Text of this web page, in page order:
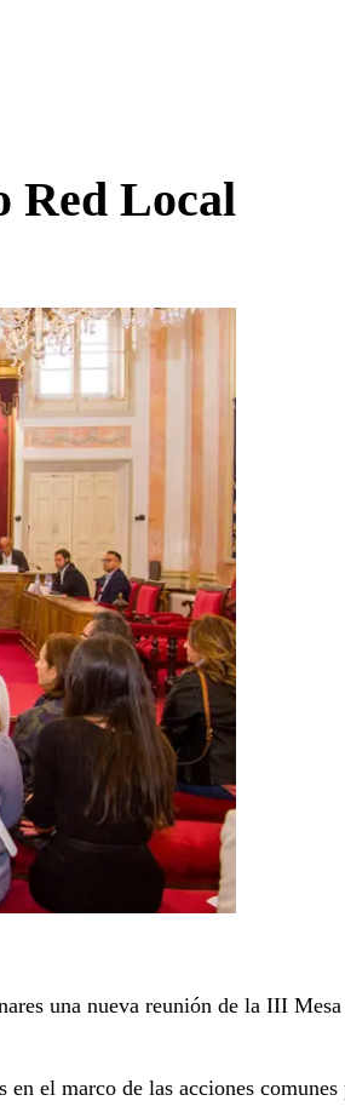
Red Local
una nueva reunión de la III
el marco de las acciones